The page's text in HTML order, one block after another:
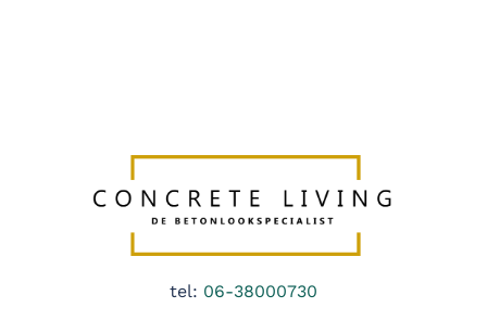
tel: 06-38000730